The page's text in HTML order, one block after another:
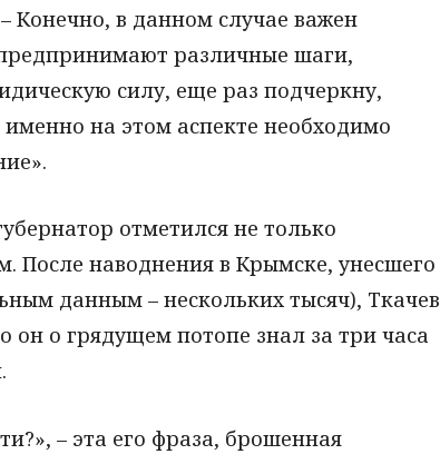
Конечно, в данном случае важен
различные шаги,
силу, еще раз подчеркну,
на этом аспекте необходимо
отметился не только
наводнения в Крымске, унесшего
данным – нескольких тысяч), Ткачев
он о грядущем потопе знал за три часа
– эта его фраза, брошенная